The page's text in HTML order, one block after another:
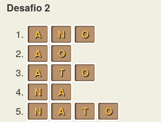
Desafio 2
1.
A N
O
2.
A
O
3.
A T
O
4.
N
A
5.
N A T
O